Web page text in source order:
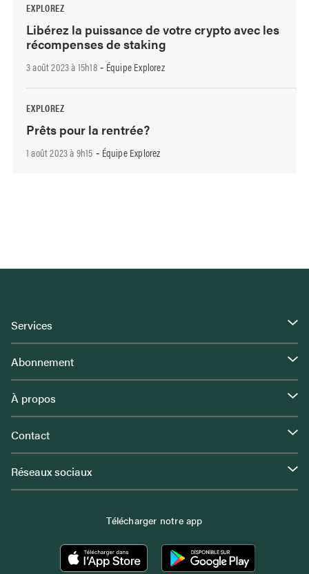
EXPLOREZ
Libérez la puissance de votre crypto avec les
récompenses de staking
3 août 2023 à 15h18- Équipe Explorez
EXPLOREZ
Prêts pour la rentrée?
1 août 2023 à 9h15 - Équipe Explorez
Services
Abonnement
À propos
Contact
Réseaux sociaux
Télécharger notre app